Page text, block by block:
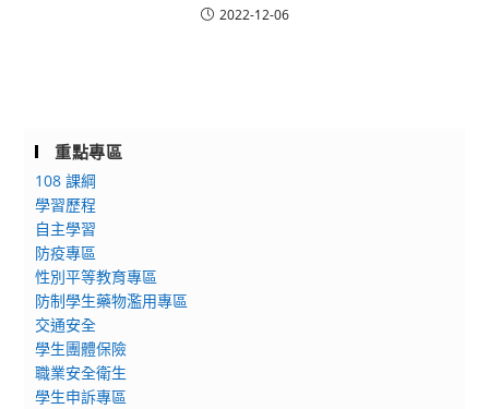
2022-12-06
重點專區
108 課綱
學習歷程
自主學習
防疫專區
性別平等教育專區
防制學生藥物濫用專區
交通安全
學生團體保險
職業安全衛生
學生申訴專區